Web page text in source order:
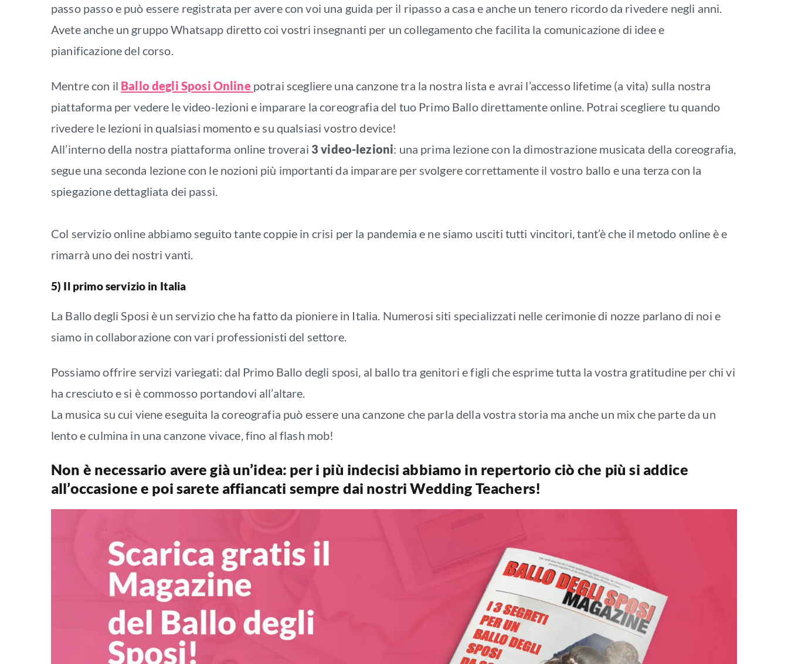
passo passo e può essere registrata per avere con voi una guida per il ripasso a casa e anche un tenero ricordo da rivedere negli anni.
Avete anche un gruppo Whatsapp diretto coi vostri insegnanti per un collegamento che facilita la comunicazione di idee e
pianificazione del corso.
Mentre con il Ballo degli Sposi Online potrai scegliere una canzone tra la nostra lista e avrai l’accesso lifetime (a vita) sulla nostra
piattaforma per vedere le video-lezioni e imparare la coreografia del tuo Primo Ballo direttamente online. Potrai scegliere tu quando
rivedere le lezioni in qualsiasi momento e su qualsiasi vostro device!
All’interno della nostra piattaforma online troverai 3 video-lezioni: una prima lezione con la dimostrazione musicata della coreografia,
segue una seconda lezione con le nozioni più importanti da imparare per svolgere correttamente il vostro ballo e una terza con la
spiegazione dettagliata dei passi.
Col servizio online abbiamo seguito tante coppie in crisi per la pandemia e ne siamo usciti tutti vincitori, tant’è che il metodo online è e
rimarrà uno dei nostri vanti.
5) Il primo servizio in Italia
La Ballo degli Sposi è un servizio che ha fatto da pioniere in Italia. Numerosi siti specializzati nelle cerimonie di nozze parlano di noi e
siamo in collaborazione con vari professionisti del settore.
Possiamo offrire servizi variegati: dal Primo Ballo degli sposi, al ballo tra genitori e figli che esprime tutta la vostra gratitudine per chi vi
ha cresciuto e si è commosso portandovi all’altare.
La musica su cui viene eseguita la coreografia può essere una canzone che parla della vostra storia ma anche un mix che parte da un
lento e culmina in una canzone vivace, fino al flash mob!
Non è necessario avere già un’idea: per i più indecisi abbiamo in repertorio ciò che più si addice
all’occasione e poi sarete affiancati sempre dai nostri Wedding Teachers!